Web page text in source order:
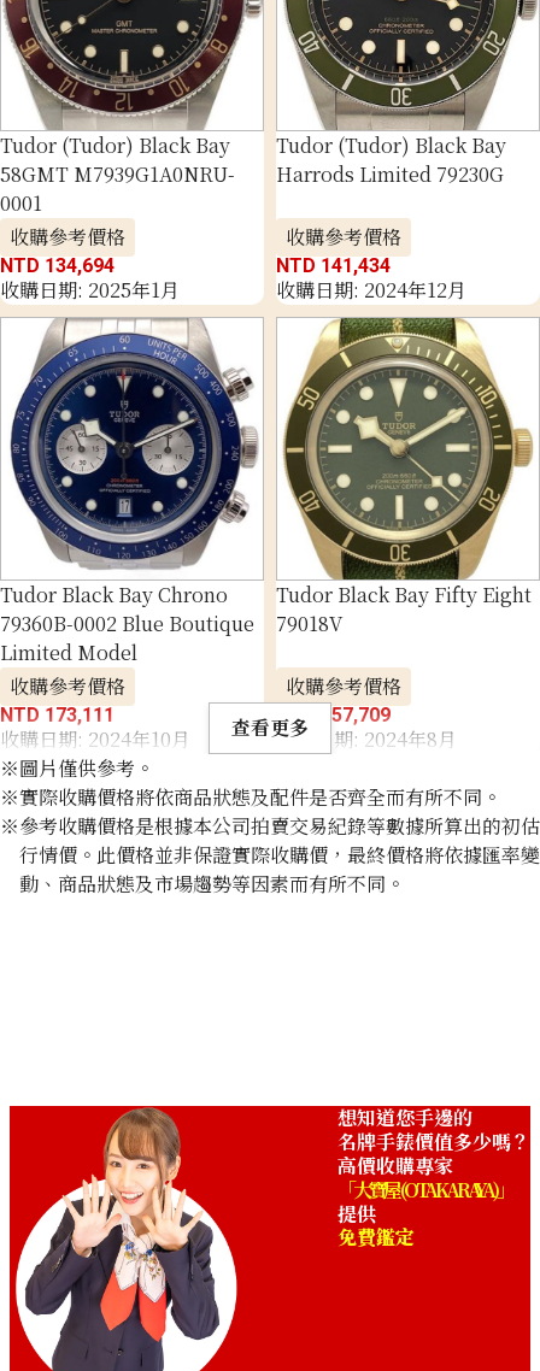
Tudor (Tudor) Black Bay
58GMT M7939G1A0NRU-
0001
收購參考價格
NTD 134,694
收購日期: 2025年1月
Tudor (Tudor) Black Bay
Harrods Limited 79230G
收購參考價格
NTD 141,434
收購日期: 2024年12月
Tudor Black Bay Chrono
79360B-0002 Blue Boutique
Limited Model
收購參考價格
NTD 173,111
收購日期: 2024年10月
Tudor Black Bay Fifty Eight
79018V
收購參考價格
NTD 257,709
收購日期: 2024年8月
查看更多
※圖片僅供參考。
※實際收購價格將依商品狀態及配件是否齊全而有所不同。
※參考收購價格是根據本公司拍賣交易紀錄等數據所算出的初估
行情價。此價格並非保證實際收購價，最終價格將依據匯率變
動、商品狀態及市場趨勢等因素而有所不同。
想知道您手邊的
名牌手錶價值多少嗎？
高價收購專家
「大寶屋 (OTAKARAYA)」
提供
免費鑑定